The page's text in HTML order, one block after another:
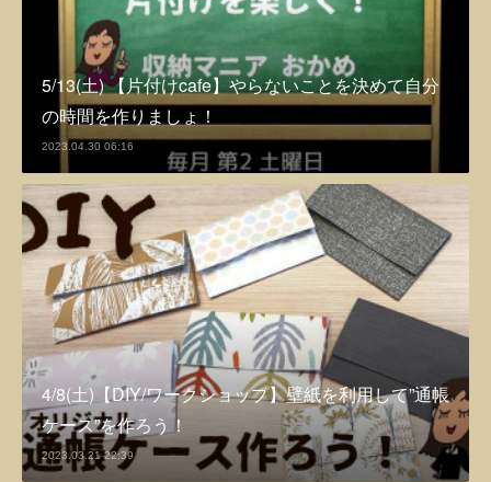
5/13(土) 【片付けcafe】やらないことを決めて自分
の時間を作りましょ！
2023.04.30 06:16
4/8(土)【DIY/ワークショップ】壁紙を利用して”通帳
ケース”を作ろう！
2023.03.21 22:39